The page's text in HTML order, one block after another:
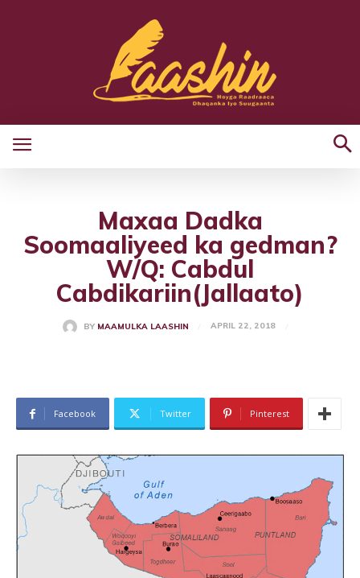
Maxaa Dadka
Soomaaliyeed ka gedman?
W/Q: Cabdul
Cabdikariin(Jallaato)
BY MAAMULKA LAASHIN APRIL 22, 2018
Facebook Twitter Pinterest